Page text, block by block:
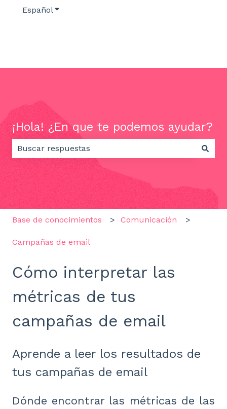
EspañolTraducciones de Mostrar submenú de
¡Hola! ¿En que te podemos ayudar?
No hay sugerencias porque el campo de búsqueda
Base de conocimientos Comunicación
Campañas de email
Cómo interpretar las
métricas de tus
campañas de email
Aprende a leer los resultados de
tus campañas de email
Dónde encontrar las métricas de las